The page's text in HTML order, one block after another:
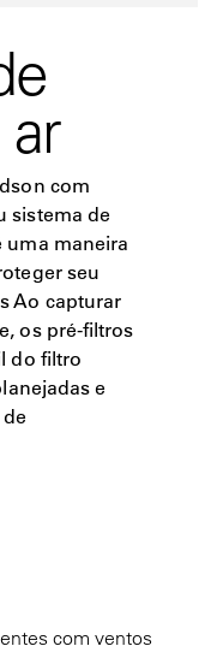
com
sistema de
uma maneira
seu
Ao capturar
os pré-filtros
do filtro
e
com ventos